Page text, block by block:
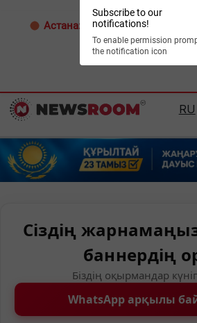
Subscribe to our
notifications!
To enable permission
the notification icon
Астана: 33°C Алматы:
RU
Сіздің
баннердің
Біздің оқырмандар
WhatsApp арқылы